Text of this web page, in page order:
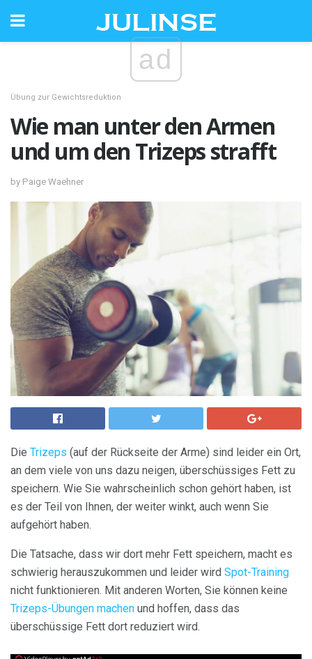
ad
Übung zur Gewichtsreduktion
Wie man unter den Armen
und um den Trizeps strafft
by Paige Waehner
Die Trizeps (auf der Rückseite der Arme) sind leider ein Ort,
an dem viele von uns dazu neigen, überschüssiges Fett zu
speichern. Wie Sie wahrscheinlich schon gehört haben, ist
es der Teil von Ihnen, der weiter winkt, auch wenn Sie
aufgehört haben.
Die Tatsache, dass wir dort mehr Fett speichern, macht es
schwierig herauszukommen und leider wird Spot-Training
nicht funktionieren. Mit anderen Worten, Sie können keine
Trizeps-Übungen machen und hoffen, dass das
überschüssige Fett dort reduziert wird.